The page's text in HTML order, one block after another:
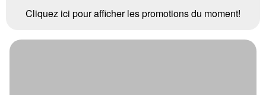
Cliquez ici pour afficher les promotions du moment!